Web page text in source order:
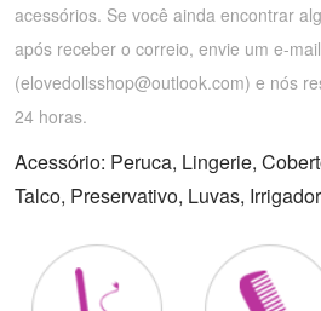
acessórios. Se você ainda encontrar
após receber o correio, envie um e-
(elovedollsshop@outlook.com) e nós
24 horas.
Acessório: Peruca, Lingerie,
Talco, Preservativo, Luvas, Irrigador